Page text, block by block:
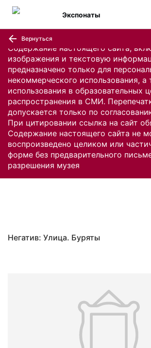
Содержание настоящего сайта,
изображения и текстовую
предназначено только для
некоммерческого использования, а
использования в образовательных
распространения в СМИ.
допускается только по
При цитировании ссылка на сайт
Содержание настоящего сайта не
воспроизведено целиком или
форме без предварительного
разрешения музея
Экспонаты
Вернуться
Негатив: Улица. Буряты